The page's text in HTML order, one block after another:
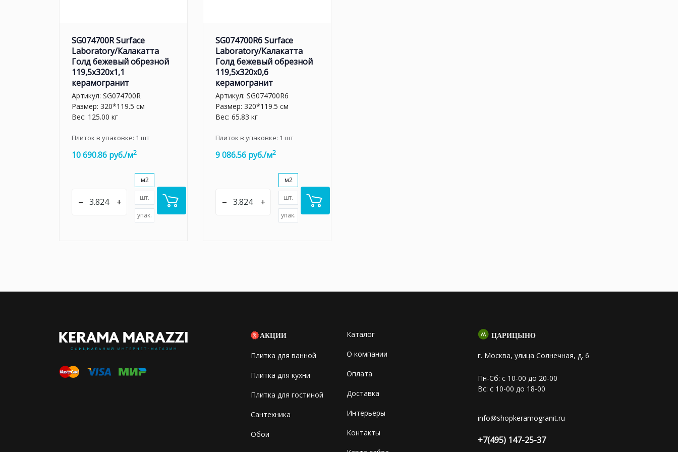
SG074700R Surface
Laboratory/Калакатта
Голд бежевый обрезной
119,5x320x1,1
керамогранит
Артикул: SG074700R
Размер: 320*119.5 см
Вес: 125.00 кг
Плиток в упаковке: 1 шт
10 690.86 руб./м2
– +
м2
шт.
упак.
SG074700R6 Surface
Laboratory/Калакатта
Голд бежевый обрезной
119,5x320x0,6
керамогранит
Артикул: SG074700R6
Размер: 320*119.5 см
Вес: 65.83 кг
Плиток в упаковке: 1 шт
9 086.56 руб./м2
– +
м2
шт.
упак.
АКЦИИ
Плитка для ванной
Плитка для кухни
Плитка для гостиной
Сантехника
Обои
Каталог
О компании
Оплата
Доставка
Интерьеры
Контакты
ЦАРИЦЫНО
г. Москва, улица Солнечная, д. 6
Пн-Сб: с 10-00 до 20-00
Вс: с 10-00 до 18-00
info@shopkeramogranit.ru
+7(495) 147-25-37